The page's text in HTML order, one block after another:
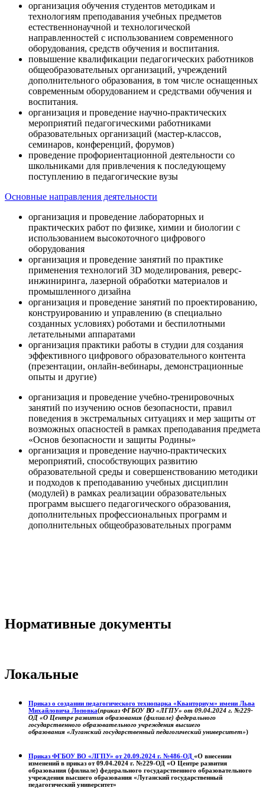
организация обучения студентов методикам и
технологиям преподавания учебных предметов
естественнонаучной и технологической
направленностей с использованием современного
оборудования, средств обучения и воспитания.
повышение квалификации педагогических работников
общеобразовательных организаций, учреждений
дополнительного образования, в том числе оснащенных
современным оборудованием и средствами обучения и
воспитания.
организация и проведение научно-практических
мероприятий педагогическими работниками
образовательных организаций (мастер-классов,
семинаров, конференций, форумов)
проведение профориентационной деятельности со
школьниками для привлечения к последующему
поступлению в педагогические вузы
Основные направления деятельности
организация и проведение лабораторных и
практических работ по физике, химии и биологии с
использованием высокоточного цифрового
оборудования
организация и проведение занятий по практике
применения технологий 3D моделирования, реверс-
инжиниринга, лазерной обработки материалов и
промышленного дизайна
организация и проведение занятий по проектированию,
конструированию и управлению (в специально
созданных условиях) роботами и беспилотными
летательными аппаратами
организация практики работы в студии для создания
эффективного цифрового образовательного контента
(презентации, онлайн-вебинары, демонстрационные
опыты и другие)
организация и проведение учебно-тренировочных
занятий по изучению основ безопасности, правил
поведения в экстремальных ситуациях и мер защиты от
возможных опасностей в рамках преподавания предмета
«Основ безопасности и защиты Родины»
организация и проведение научно-практических
мероприятий, способствующих развитию
образовательной среды и совершенствованию методики
и подходов к преподаванию учебных дисциплин
(модулей) в рамках реализации образовательных
программ высшего педагогического образования,
дополнительных профессиональных программ и
дополнительных общеобразовательных программ
Нормативные документы
Локальные
Приказ о создании педагогического технопарка «Кванториум» имени Льва
Михайловича Лоповка(приказ ФГБОУ ВО «ЛГПУ» от 09.04.2024 г. №229-
ОД «О Центре развития образования (филиале) федерального
государственного образовательного учреждения высшего
образования «Луганский государственный педагогический университет»)
Приказ ФГБОУ ВО «ЛГПУ» от 20.09.2024 г. №486-ОД «О внесении
изменений в приказ от 09.04.2024 г. №229-ОД «О Центре развития
образования (филиале) федерального государственного образовательного
учреждения высшего образования «Луганский государственный
педагогический университет»